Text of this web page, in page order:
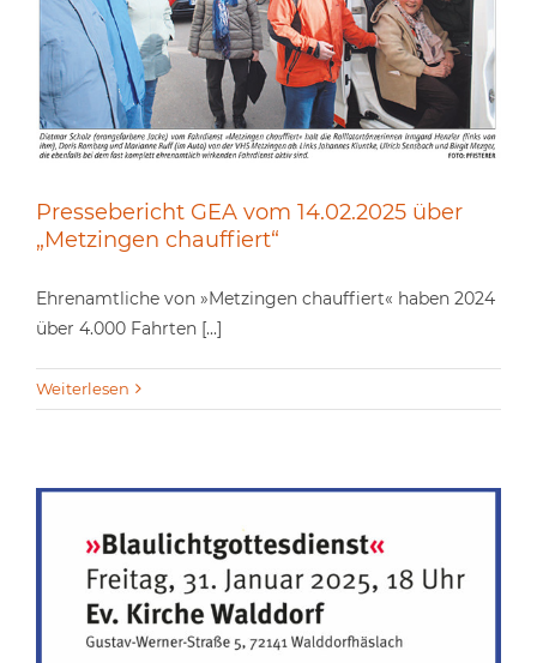
Pressebericht GEA vom 14.02.2025 über
„Metzingen chauffiert“
Ehrenamtliche von »Metzingen chauffiert« haben 2024
über 4.000 Fahrten [...]
Weiterlesen